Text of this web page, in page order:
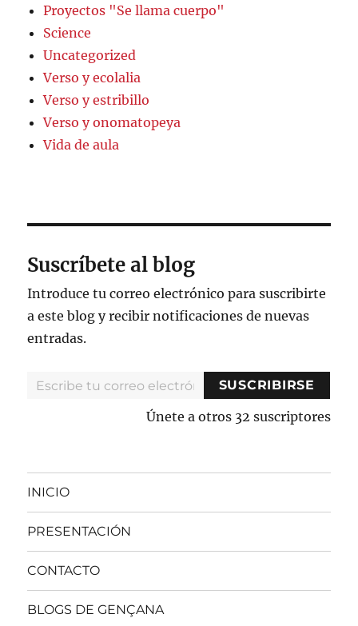
Proyectos "Se llama cuerpo"
Science
Uncategorized
Verso y ecolalia
Verso y estribillo
Verso y onomatopeya
Vida de aula
Suscríbete al blog
Introduce tu correo electrónico para suscribirte
a este blog y recibir notificaciones de nuevas
entradas.
SUSCRIBIRSE
Únete a otros 32 suscriptores
INICIO
PRESENTACIÓN
CONTACTO
BLOGS DE GENÇANA